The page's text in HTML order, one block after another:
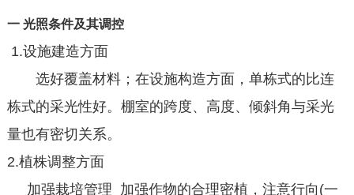
一 光照条件及其调控
1.设施建造方面
选好覆盖材料；在设施构造方面，单栋式的比连
栋式的采光性好。棚室的跨度、高度、倾斜角与采光
量也有密切关系。
2.植株调整方面
加强栽培管理 加强作物的合理密植，注意行向(一